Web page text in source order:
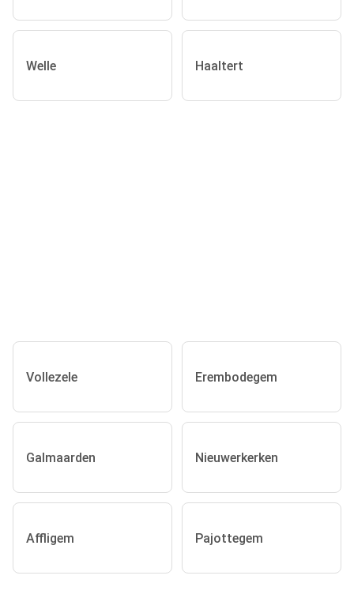
Welle Haaltert
Vollezele Erembodegem
Galmaarden Nieuwerkerken
Affligem Pajottegem